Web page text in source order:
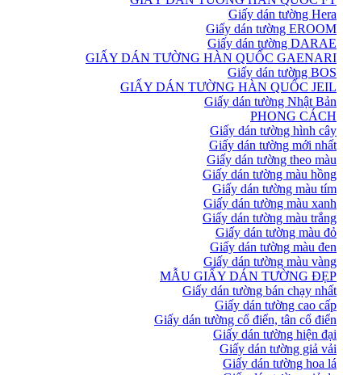
Giấy dán tường Hera
Giấy dán tường EROOM
Giấy dán tường DARAE
GIẤY DÁN TƯỜNG HÀN QUỐC GAENARI
Giấy dán tường BOS
GIẤY DÁN TƯỜNG HÀN QUỐC JEIL
Giấy dán tường Nhật Bản
PHONG CÁCH
Giấy dán tường hình cây
Giấy dán tường mới nhất
Giấy dán tường theo màu
Giấy dán tường màu hồng
Giấy dán tường màu tím
Giấy dán tường màu xanh
Giấy dán tường màu trắng
Giấy dán tường màu đỏ
Giấy dán tường màu đen
Giấy dán tường màu vàng
MẪU GIẤY DÁN TƯỜNG ĐẸP
Giấy dán tường bán chạy nhất
Giấy dán tường cao cấp
Giấy dán tường cổ điển, tân cổ điển
Giấy dán tường hiện đại
Giấy dán tường giả vải
Giấy dán tường hoa lá